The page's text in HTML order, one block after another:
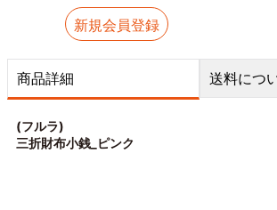
新規会員登録
商品詳細 送料につ
(フルラ)
三折財布小銭_ピンク